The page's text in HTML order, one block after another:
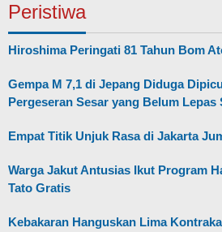
Peristiwa
Hiroshima Peringati 81 Tahun Bom
Gempa M 7,1 di Jepang Diduga
Pergeseran Sesar yang Belum Lepas
Empat Titik Unjuk Rasa di Jakarta
Warga Jakut Antusias Ikut Program
Tato Gratis
Kebakaran Hanguskan Lima